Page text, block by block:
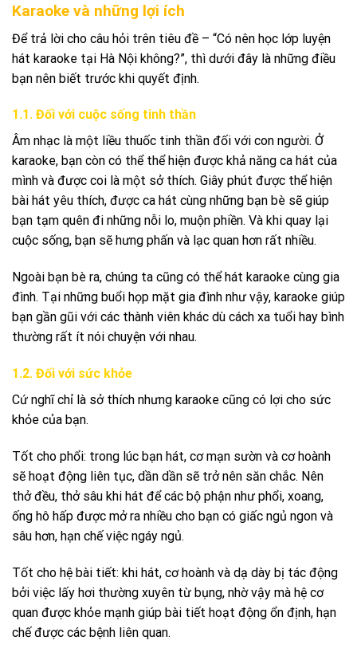
Karaoke và những lợi ích
Để trả lời cho câu hỏi trên tiêu đề – “Có nên học lớp luyện
hát karaoke tại Hà Nội không?”, thì dưới đây là những điều
bạn nên biết trước khi quyết định.
1.1. Đối với cuộc sống tinh thần
Âm nhạc là một liều thuốc tinh thần đối với con người. Ở
karaoke, bạn còn có thể thể hiện được khả năng ca hát của
mình và được coi là một sở thích. Giây phút được thể hiện
bài hát yêu thích, được ca hát cùng những bạn bè sẽ giúp
bạn tạm quên đi những nỗi lo, muộn phiền. Và khi quay lại
cuộc sống, bạn sẽ hưng phấn và lạc quan hơn rất nhiều.
Ngoài bạn bè ra, chúng ta cũng có thể hát karaoke cùng gia
đình. Tại những buổi họp mặt gia đình như vậy, karaoke giúp
bạn gần gũi với các thành viên khác dù cách xa tuổi hay bình
thường rất ít nói chuyện với nhau.
1.2. Đối với sức khỏe
Cứ nghĩ chỉ là sở thích nhưng karaoke cũng có lợi cho sức
khỏe của bạn.
Tốt cho phổi: trong lúc bạn hát, cơ mạn sườn và cơ hoành
sẽ hoạt động liên tục, dần dần sẽ trở nên săn chắc. Nên
thở đều, thở sâu khi hát để các bộ phận như phổi, xoang,
ống hô hấp được mở ra nhiều cho bạn có giấc ngủ ngon và
sâu hơn, hạn chế việc ngáy ngủ.
Tốt cho hệ bài tiết: khi hát, cơ hoành và dạ dày bị tác động
bởi việc lấy hơi thường xuyên từ bụng, nhờ vậy mà hệ cơ
quan được khỏe mạnh giúp bài tiết hoạt động ổn định, hạn
chế được các bệnh liên quan.